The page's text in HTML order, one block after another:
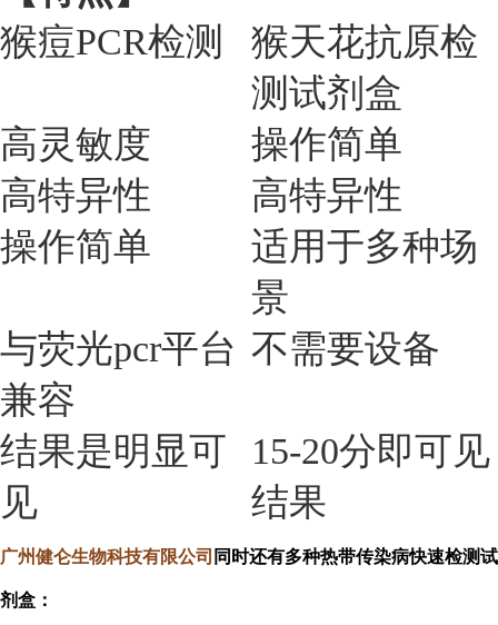
猴痘PCR检测
猴天花抗原检
测试剂盒
高灵敏度
操作简单
高特异性
高特异性
操作简单
适用于多种场
景
与荧光pcr平台
兼容
不需要设备
结果是明显可
见
15-20分即可见
结果
广州健仑生物科技有限公司 同时还有多种热带传染病快速检测试
剂盒：